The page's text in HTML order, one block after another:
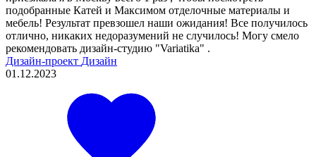
подобранные Катей и Максимом отделочные материалы и
мебель! Результат превзошел наши ожидания! Все получилось
отлично, никаких недоразумений не случилось! Могу смело
рекомендовать дизайн-студию "Variatika" .
Дизайн-проект Дизайн
01.12.2023